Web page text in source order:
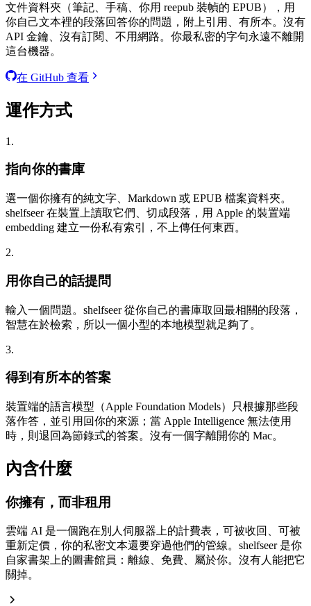
文件資料夾（筆記、手稿、你用 reepub 裝幀的 EPUB），用
你自己文本裡的段落回答你的問題，附上引用、有所本。沒有
API 金鑰、沒有訂閱、不用網路。你最私密的字句永遠不離開
這台機器。
在 GitHub 查看
運作方式
1.
指向你的書庫
選一個你擁有的純文字、Markdown 或 EPUB 檔案資料夾。
shelfseer 在裝置上讀取它們、切成段落，用 Apple 的裝置端
embedding 建立一份私有索引，不上傳任何東西。
2.
用你自己的話提問
輸入一個問題。shelfseer 從你自己的書庫取回最相關的段落，
智慧在於檢索，所以一個小型的本地模型就足夠了。
3.
得到有所本的答案
裝置端的語言模型（Apple Foundation Models）只根據那些段
落作答，並引用回你的來源；當 Apple Intelligence 無法使用
時，則退回為節錄式的答案。沒有一個字離開你的 Mac。
內含什麼
你擁有，而非租用
雲端 AI 是一個跑在別人伺服器上的計費表，可被收回、可被
重新定價，你的私密文本還要穿過他們的管線。shelfseer 是你
自家書架上的圖書館員：離線、免費、屬於你。沒有人能把它
關掉。